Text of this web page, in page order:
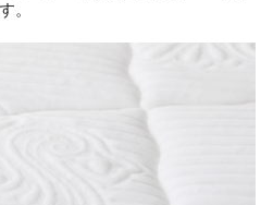
。